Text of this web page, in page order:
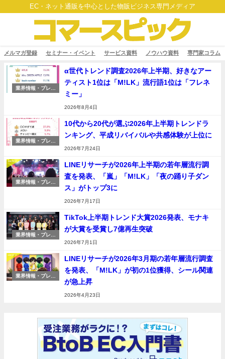
EC・ネット通販を中心とした物販ビジネス専門メディア
メルマガ登録 セミナー・イベント サービス資料 ノウハウ資料 専門家コラム
業界情報・プレス
α世代トレンド調査2026年上半期、好きなアー
ティスト1位は「M!LK」流行語1位は「フレネ
ミー」
2026年8月4日
業界情報・プレス
10代から20代が選ぶ2026年上半期トレンドラ
ンキング、平成リバイバルや共感体験が上位に
2026年7月24日
業界情報・プレス
LINEリサーチが2026年上半期の若年層流行調
査を発表、「嵐」「M!LK」「夜の踊り子ダン
ス」がトップ3に
2026年7月17日
業界情報・プレス
TikTok上半期トレンド大賞2026発表、モナキ
が大賞を受賞し7億再生突破
2026年7月1日
業界情報・プレス
LINEリサーチが2026年3月期の若年層流行調査
を発表、「M!LK」が初の1位獲得、シール関連
が急上昇
2026年4月23日